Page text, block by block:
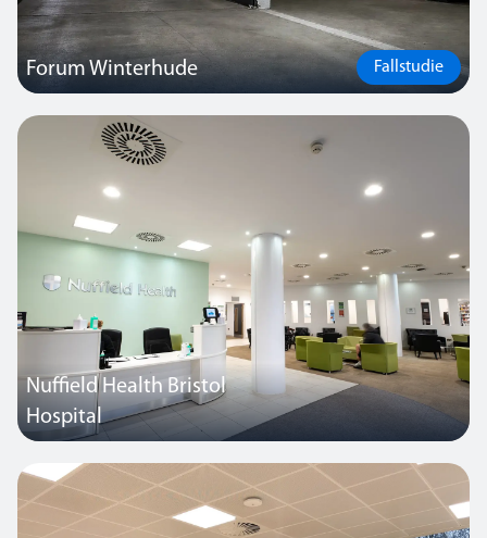
Forum Winterhude Fallstudie
Im Einkaufszentrum „Forum Winterhude“ in Hamburg hat
SchahlLED die Anlage zur Notbeleuchtung komplett erneuert und
auf den neuesten Stand der Technik gebracht.
Nuffield Health Bristol
Hospital
Thorlux lieferte eine vollständig integrierte Beleuchtungslösung für
das Nuffield Health Bristol Hospital, bei der hocheffiziente LED-
Leuchten mit dem intelligenten Thorlux SmartScan-
Lichtmanagementsystem kombiniert wurden.